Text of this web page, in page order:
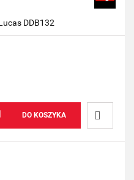
DDB132
DO KOSZYKA
Do